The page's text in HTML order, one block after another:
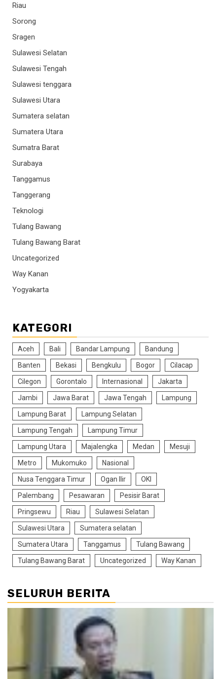
Riau
Sorong
Sragen
Sulawesi Selatan
Sulawesi Tengah
Sulawesi tenggara
Sulawesi Utara
Sumatera selatan
Sumatera Utara
Sumatra Barat
Surabaya
Tanggamus
Tanggerang
Teknologi
Tulang Bawang
Tulang Bawang Barat
Uncategorized
Way Kanan
Yogyakarta
KATEGORI
Aceh Bali Bandar Lampung Bandung
Banten Bekasi Bengkulu Bogor Cilacap
Cilegon Gorontalo Internasional Jakarta
Jambi Jawa Barat Jawa Tengah Lampung
Lampung Barat Lampung Selatan
Lampung Tengah Lampung Timur
Lampung Utara Majalengka Medan Mesuji
Metro Mukomuko Nasional
Nusa Tenggara Timur Ogan Ilir OKI
Palembang Pesawaran Pesisir Barat
Pringsewu Riau Sulawesi Selatan
Sulawesi Utara Sumatera selatan
Sumatera Utara Tanggamus Tulang Bawang
Tulang Bawang Barat Uncategorized Way Kanan
SELURUH BERITA